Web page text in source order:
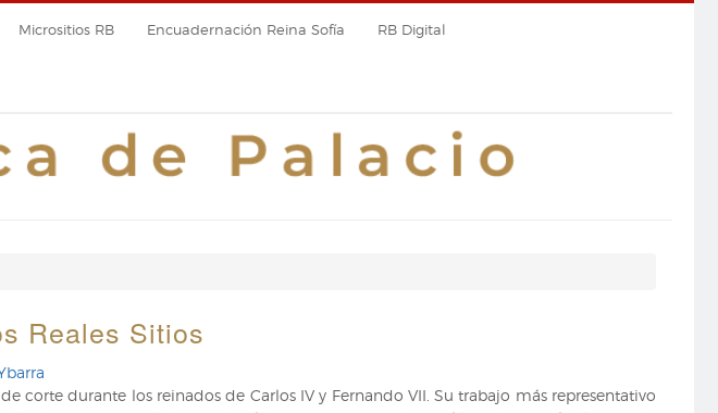
Micrositios RB Encuadernación Reina Sofía RB Digital
Reales Sitios
corte durante los reinados de Carlos IV y Fernando VII. Su trabajo más representativo